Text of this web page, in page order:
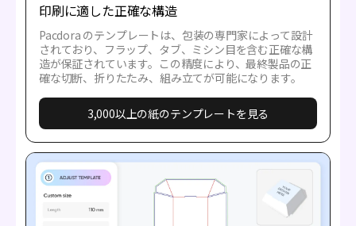
印刷に適した正確な構造
Pacdora のテンプレートは、包装の専門家によって設計
されており、フラップ、タブ、ミシン目を含む正確な構
造が保証されています。この精度により、最終製品の正
確な切断、折りたたみ、組み立てが可能になります。
3,000以上の紙のテンプレートを見る